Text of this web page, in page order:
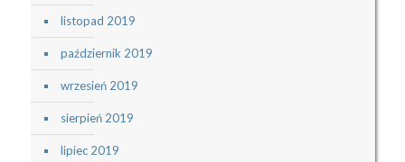
listopad 2019
październik 2019
wrzesień 2019
sierpień 2019
lipiec 2019